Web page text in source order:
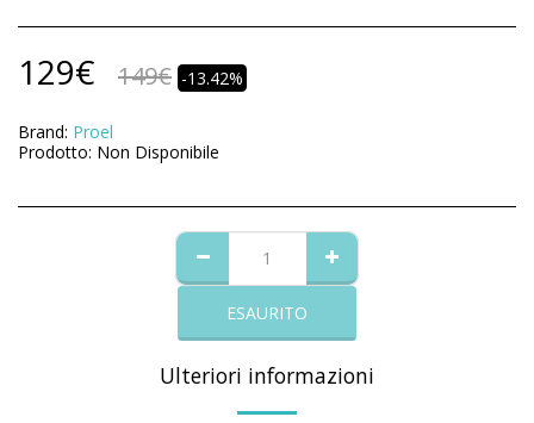
129€ 149€ -13.42%
Brand: Proel
Prodotto: Non Disponibile
ESAURITO
Ulteriori informazioni